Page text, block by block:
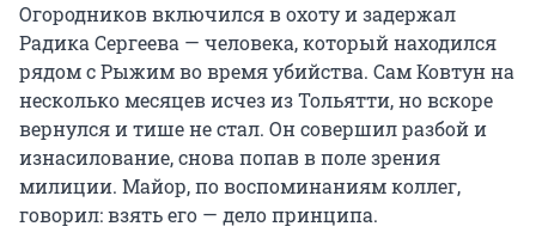
Огородников включился в охоту и задержал
Радика Сергеева — человека, который находился
рядом с Рыжим во время убийства. Сам Ковтун на
несколько месяцев исчез из Тольятти, но вскоре
вернулся и тише не стал. Он совершил разбой и
изнасилование, снова попав в поле зрения
милиции. Майор, по воспоминаниям коллег,
говорил: взять его — дело принципа.